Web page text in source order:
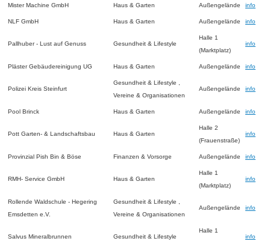
Mister Machine GmbH Haus & Garten Außengelände info
NLF GmbH Haus & Garten Außengelände info
Pallhuber - Lust auf Genuss Gesundheit & Lifestyle
Halle 1
(Marktplatz)
info
Pläster Gebäudereinigung UG Haus & Garten Außengelände info
Polizei Kreis Steinfurt
Gesundheit & Lifestyle ,
Vereine & Organisationen
Außengelände info
Pool Brinck Haus & Garten Außengelände info
Pott Garten- & Landschaftsbau Haus & Garten
Halle 2
(Frauenstraße)
info
Provinzial Pish Bin & Böse Finanzen & Vorsorge Außengelände info
RMH- Service GmbH Haus & Garten
Halle 1
(Marktplatz)
info
Rollende Waldschule - Hegering
Emsdetten e.V.
Gesundheit & Lifestyle ,
Vereine & Organisationen
Außengelände info
Salvus Mineralbrunnen Gesundheit & Lifestyle
Halle 1
info